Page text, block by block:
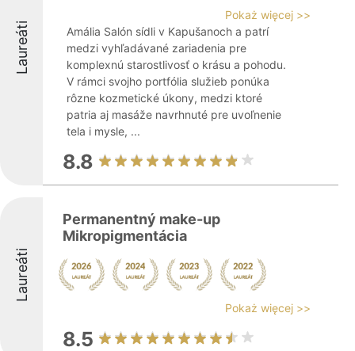
Laureáti
Pokaż więcej >>
Amália Salón sídli v Kapušanoch a patrí
medzi vyhľadávané zariadenia pre
komplexnú starostlivosť o krásu a pohodu.
V rámci svojho portfólia služieb ponúka
rôzne kozmetické úkony, medzi ktoré
patria aj masáže navrhnuté pre uvoľnenie
tela i mysle, ...
8.8
Laureáti
Permanentný make-up
Mikropigmentácia
Pokaż więcej >>
8.5